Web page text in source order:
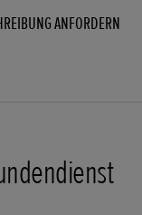
ANFORDERN